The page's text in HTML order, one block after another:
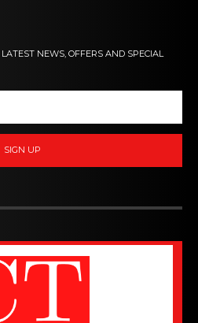
NEWS, OFFERS AND SPECIAL
SIGN UP